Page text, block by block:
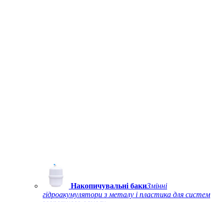
Накопичувальні бакиЗмінні
гідроакумулятори з металу і пластика для систем